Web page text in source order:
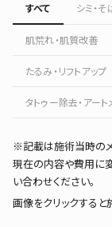
すべて シミ・
肌荒れ・肌質改善
たるみ・リフトアップ
タトゥー除去・アー
※記載は施術当時のメ
現在の内容や費用に
い合わせください。
画像をクリックすると